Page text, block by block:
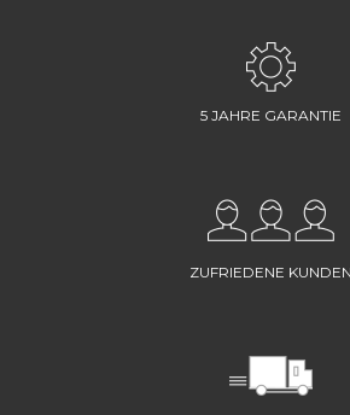
5 JAHRE GARANTIE
ZUFRIEDENE KUNDEN